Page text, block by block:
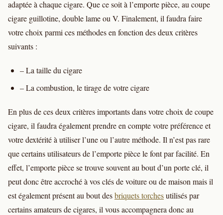
adaptée à chaque cigare. Que ce soit à l’emporte pièce, au coupe
cigare guillotine, double lame ou V. Finalement, il faudra faire
votre choix parmi ces méthodes en fonction des deux critères
suivants :
– La taille du cigare
– La combustion, le tirage de votre cigare
En plus de ces deux critères importants dans votre choix de coupe
cigare, il faudra également prendre en compte votre préférence et
votre dextérité à utiliser l’une ou l’autre méthode. Il n’est pas rare
que certains utilisateurs de l’emporte pièce le font par facilité. En
effet, l’emporte pièce se trouve souvent au bout d’un porte clé, il
peut donc être accroché à vos clés de voiture ou de maison mais il
est également présent au bout desbriquets torchesutilisés par
certains amateurs de cigares, il vous accompagnera donc au